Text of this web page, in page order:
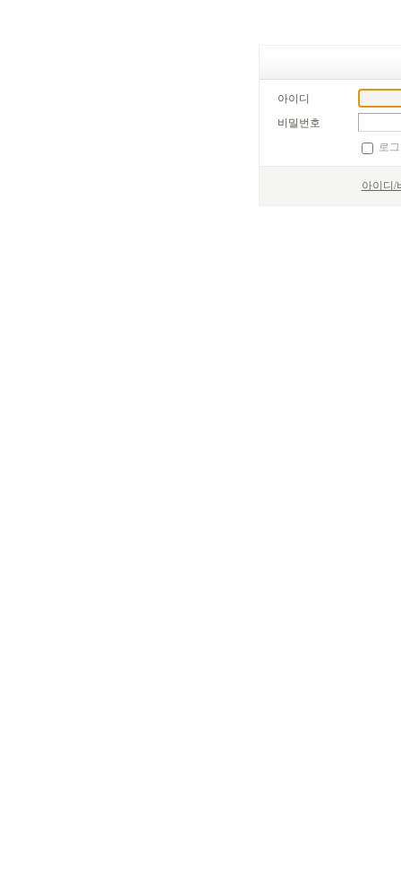
아이디
비밀번호
로
아이디/